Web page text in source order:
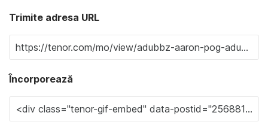
Trimite adresa URL
Încorporează